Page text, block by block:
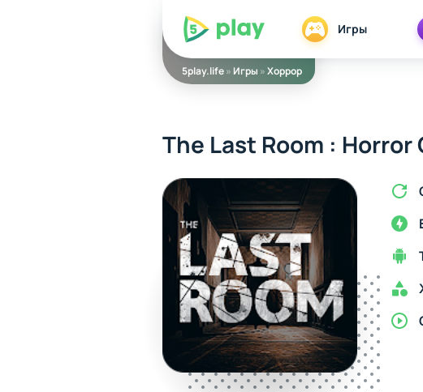
5play Игры
5play.life»Игры »Хоррор
The Last Room : Horror